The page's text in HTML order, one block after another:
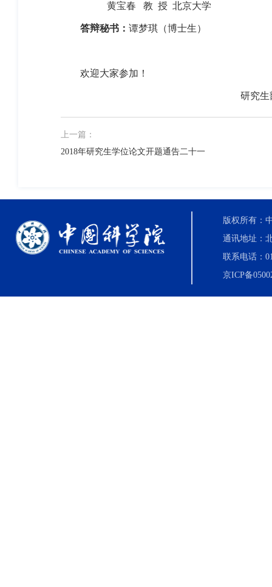
黄宝春 教 授 北京大学
答辩秘书： 谭梦琪 （博士生）
欢迎大家参加！
研究生
上一篇：
2018年研究生学位论文开题通告二十一
版权所有：
通讯地址：
联系电话：
京ICP备